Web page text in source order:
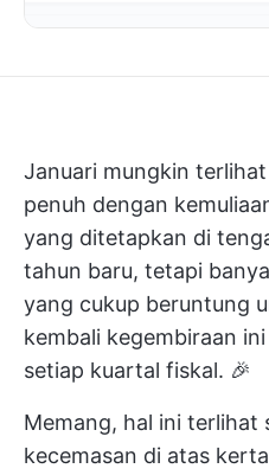
Januari mungkin
penuh dengan
yang ditetapkan di
tahun baru, tetapi
yang cukup beruntung
kembali kegembiraan ini
setiap kuartal fiskal. 🎉
Memang, hal ini terlihat
kecemasan di atas